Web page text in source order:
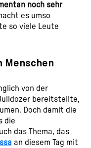
noch sehr
es umso
so viele Leute
Menschen
von der
bereitstellte,
Doch damit die
die
das Thema, das
an diesem Tag mit